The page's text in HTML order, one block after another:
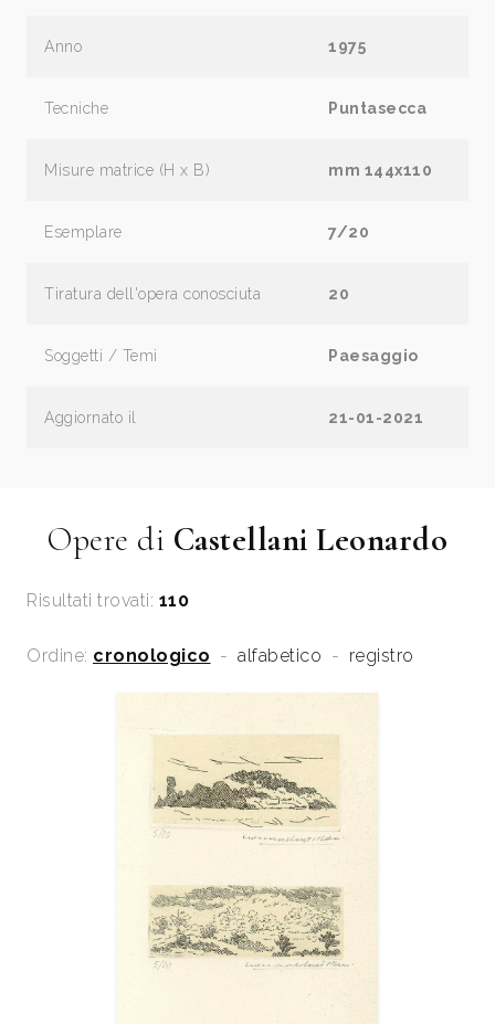
Anno 1975
Tecniche Puntasecca
Misure matrice (H x B) mm 144x110
Esemplare 7/20
Tiratura dell'opera conosciuta 20
Soggetti / Temi Paesaggio
Aggiornato il 21-01-2021
Opere di Castellani Leonardo
Risultati trovati: 110
Ordine: cronologico - alfabetico - registro